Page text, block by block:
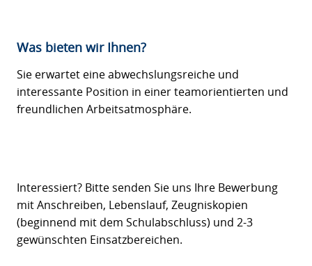
Was bieten wir Ihnen?
Sie erwartet eine abwechslungsreiche und
interessante Position in einer teamorientierten und
freundlichen Arbeitsatmosphäre.
Interessiert? Bitte senden Sie uns Ihre Bewerbung
mit Anschreiben, Lebenslauf, Zeugniskopien
(beginnend mit dem Schulabschluss) und 2-3
gewünschten Einsatzbereichen.